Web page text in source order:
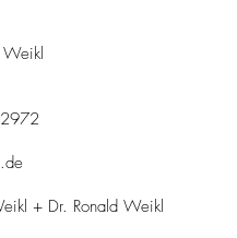
Weikl
+ Dr. Ronald Weikl